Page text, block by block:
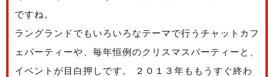
ですね。
ラングランドでもいろいろなテーマで行うチャットカフ
ェパーティーや、毎年恒例のクリスマスパーティーと、
イベントが目白押しです。 ２０１３年ももうすぐ終わ